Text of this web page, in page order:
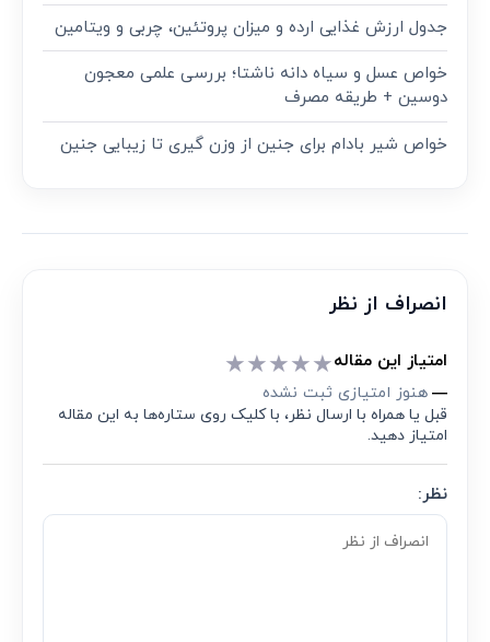
جدول ارزش غذایی ارده و میزان پروتئین، چربی و ویتامین
خواص عسل و سیاه دانه ناشتا؛ بررسی علمی معجون
دوسین + طریقه مصرف
خواص شیر بادام برای جنین از وزن گیری تا زیبایی جنین
انصراف از نظر
امتیاز این مقاله★
★
★
★
★
— هنوز امتیازی ثبت نشده
قبل یا همراه با ارسال نظر، با کلیک روی ستاره‌ها به این مقاله
امتیاز دهید.
نظر: